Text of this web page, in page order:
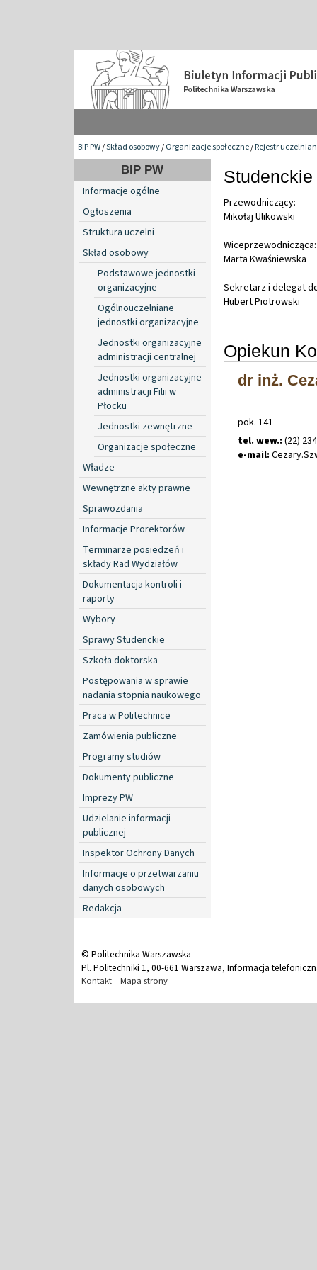
BIP PW/Skład osobowy/Organizacje społeczne/Rejestr
BIP PW
Informacje ogólne
Ogłoszenia
Struktura uczelni
Skład osobowy
Podstawowe jednostki
organizacyjne
Ogólnouczelniane
jednostki organizacyjne
Jednostki organizacyjne
administracji centralnej
Jednostki organizacyjne
administracji Filii w
Płocku
Jednostki zewnętrzne
Organizacje społeczne
Władze
Wewnętrzne akty prawne
Sprawozdania
Informacje Prorektorów
Terminarze posiedzeń i
składy Rad Wydziałów
Dokumentacja kontroli i
raporty
Wybory
Sprawy Studenckie
Szkoła doktorska
Postępowania w sprawie
nadania stopnia naukowego
Praca w Politechnice
Zamówienia publiczne
Programy studiów
Dokumenty publiczne
Imprezy PW
Udzielanie informacji
publicznej
Inspektor Ochrony Danych
Informacje o przetwarzaniu
danych osobowych
Redakcja
Studenckie
Przewodniczący:
Mikołaj Ulikowski
Wiceprzewodnicząca:
Marta Kwaśniewska
Sekretarz i delegat
Hubert Piotrowski
Opiekun
dr inż.
pok. 141
tel. wew.: (22)
e-mail: Cezary.
© Politechnika Warszawska
Pl. Politechniki 1, 00-661 Warszawa, Informacja
Kontakt Mapa strony